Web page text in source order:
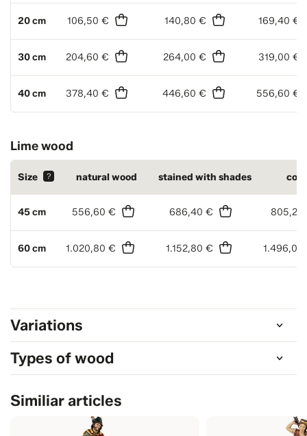
20 cm 106,50 € 140,80 € 169,40 €
30 cm 204,60 € 264,00 € 319,00 €
40 cm 378,40 € 446,60 € 556,60 €
Lime wood
Size ? natural wood stained with shades
45 cm 556,60 € 686,40 € 805,20
60 cm 1.020,80 € 1.152,80 € 1.496,00
Variations
Types of wood
Similiar articles